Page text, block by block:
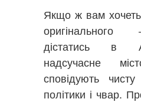
Якщо ж вам
дістатись в
надсучасне
сповідують чисту
політики і чвар.